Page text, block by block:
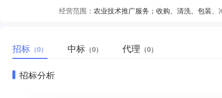
经营范围：
招标 （0） 中标 （0） 代理 （0）
招标分析